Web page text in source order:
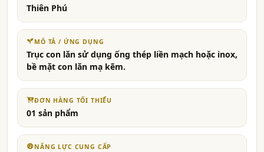
Thiên Phú
MÔ TẢ / ỨNG DỤNG
Trục con lăn sử dụng ống thép liền mạch hoặc inox,
bề mặt con lăn mạ kẽm.
ĐƠN HÀNG TỐI THIỂU
01 sản phẩm
NĂNG LỰC CUNG CẤP